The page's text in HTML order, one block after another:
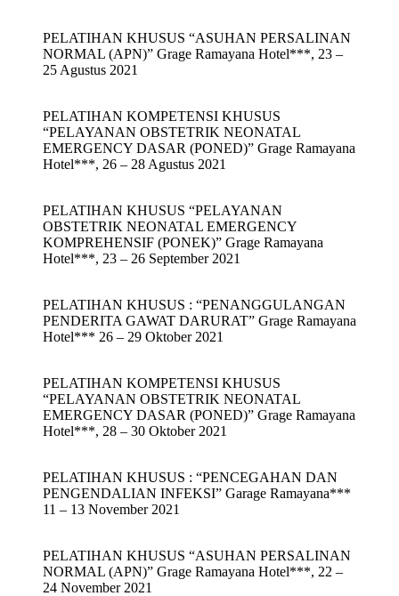
PELATIHAN KHUSUS “ASUHAN PERSALINAN
NORMAL (APN)” Grage Ramayana Hotel***, 23 –
25 Agustus 2021
PELATIHAN KOMPETENSI KHUSUS
“PELAYANAN OBSTETRIK NEONATAL
EMERGENCY DASAR (PONED)” Grage Ramayana
Hotel***, 26 – 28 Agustus 2021
PELATIHAN KHUSUS “PELAYANAN
OBSTETRIK NEONATAL EMERGENCY
KOMPREHENSIF (PONEK)” Grage Ramayana
Hotel***, 23 – 26 September 2021
PELATIHAN KHUSUS : “PENANGGULANGAN
PENDERITA GAWAT DARURAT” Grage Ramayana
Hotel*** 26 – 29 Oktober 2021
PELATIHAN KOMPETENSI KHUSUS
“PELAYANAN OBSTETRIK NEONATAL
EMERGENCY DASAR (PONED)” Grage Ramayana
Hotel***, 28 – 30 Oktober 2021
PELATIHAN KHUSUS : “PENCEGAHAN DAN
PENGENDALIAN INFEKSI” Garage Ramayana***
11 – 13 November 2021
PELATIHAN KHUSUS “ASUHAN PERSALINAN
NORMAL (APN)” Grage Ramayana Hotel***, 22 –
24 November 2021